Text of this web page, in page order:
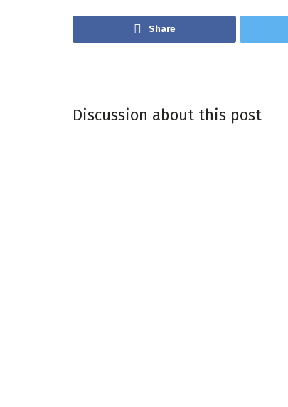
Share
Discussion about this post